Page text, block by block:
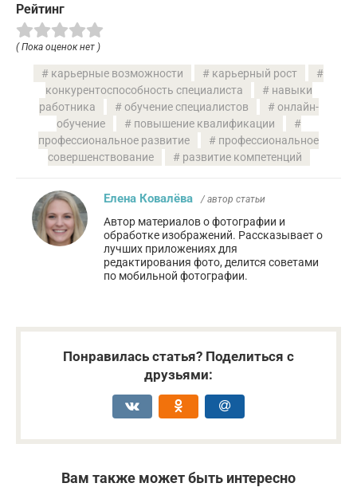
Рейтинг
( Пока оценок нет )
карьерные возможности
карьерный рост
конкурентоспособность специалиста
навыки
работника
обучение специалистов
онлайн-
обучение
повышение квалификации
профессиональное развитие
профессиональное
совершенствование
развитие компетенций
Елена Ковалёва / автор статьи
Автор материалов о фотографии и
обработке изображений. Рассказывает о
лучших приложениях для
редактирования фото, делится советами
по мобильной фотографии.
Понравилась статья? Поделиться с
друзьями:
Вам также может быть интересно